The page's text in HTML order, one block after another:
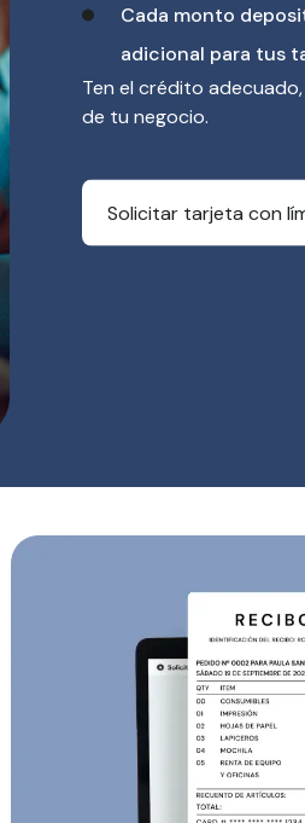
Cada monto
adicional para tus
Ten el crédito
de tu negocio.
Solicitar tarjeta con